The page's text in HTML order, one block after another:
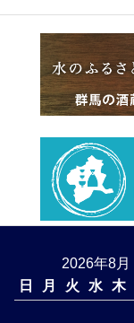
2026年8月
日
月 火 水 木